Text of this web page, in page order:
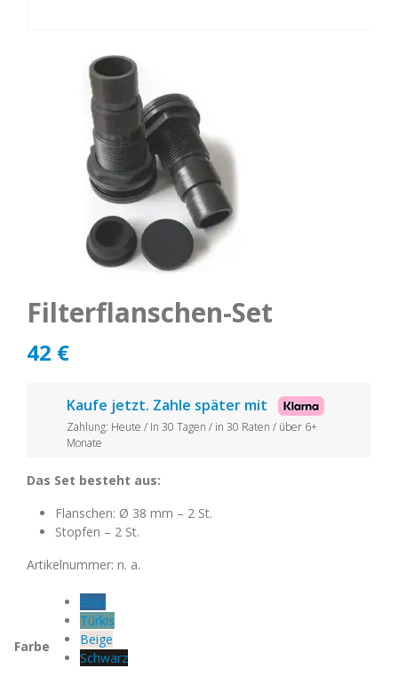
Filterflanschen-Set
42 €
Kaufe jetzt. Zahle später mit
Zahlung: Heute / In 30 Tagen / in 30 Raten / über 6+
Monate
Das Set besteht aus:
Flanschen: Ø 38 mm – 2 St.
Stopfen – 2 St.
Artikelnummer: n. a.
Farbe
Blau
Türkis
Beige
Schwarz